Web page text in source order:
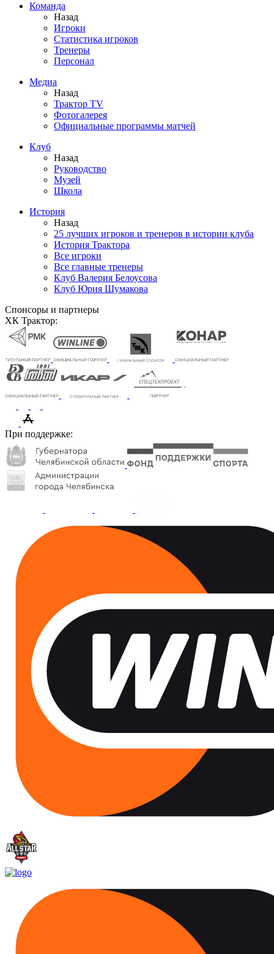
Команда
Назад
Игроки
Статистика игроков
Тренеры
Персонал
Медиа
Назад
Трактор TV
Фотогалерея
Официальные программы матчей
Клуб
Назад
Руководство
Музей
Школа
История
Назад
25 лучших игроков и тренеров в истории клуба
История Трактора
Все игроки
Все главные тренеры
Клуб Валерия Белоусова
Клуб Юрия Шумакова
Спонсоры и партнеры
ХК Трактор:
При поддержке: